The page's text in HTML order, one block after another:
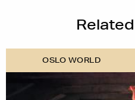
OSLO WORLD